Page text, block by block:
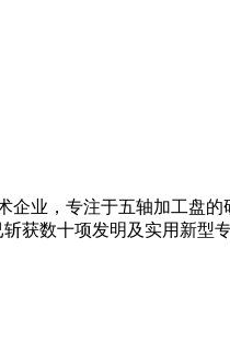
业，专注于五轴加工盘
获数十项发明及实用新型